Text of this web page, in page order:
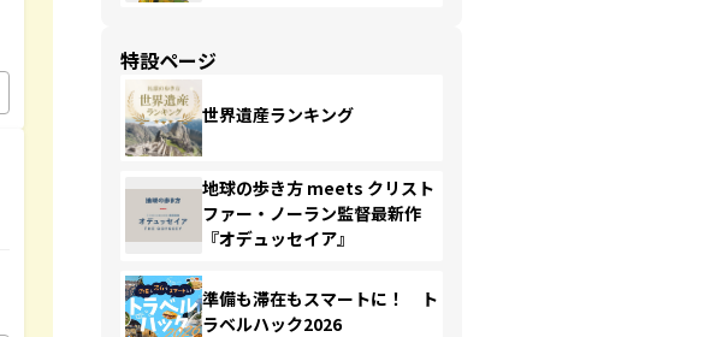
特設ページ
世界遺産ランキング
地球の歩き方 meets クリスト
ファー・ノーラン監督最新作
『オデュッセイア』
準備も滞在もスマートに！ ト
ラベルハック2026